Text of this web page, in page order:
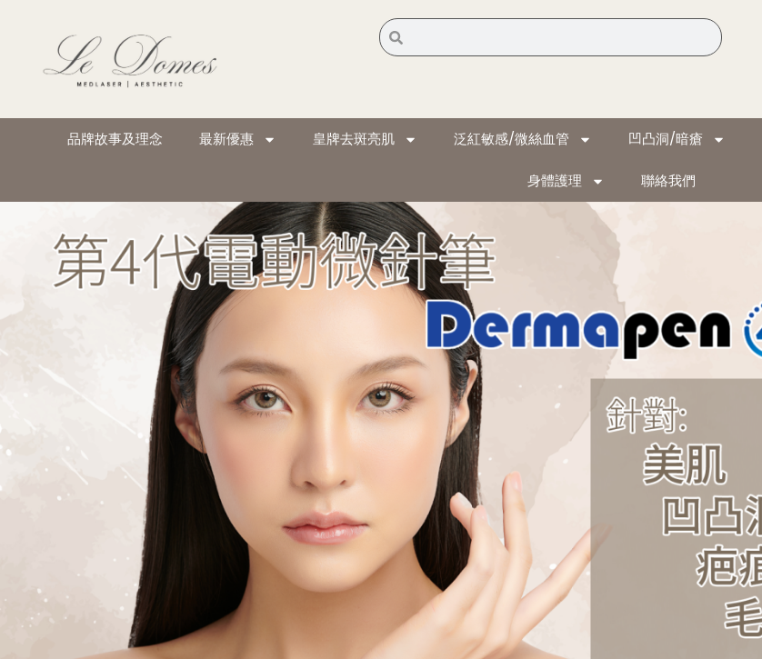
品牌故事及理念 最新優惠 皇牌去斑亮肌 泛紅敏感/微絲血管 凹凸洞/暗瘡
身體護理 聯絡我們